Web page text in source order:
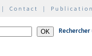
| Contact |
Rechercher